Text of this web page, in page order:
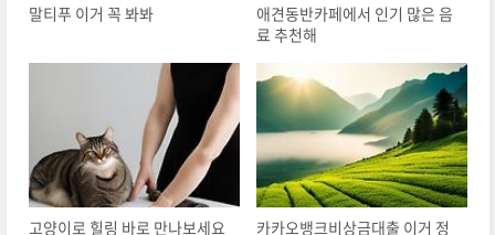
말티푸 이거 꼭 봐봐
애견동반카페에서 인기 많은 음
료 추천해
고양이로 힐링 바로 만나보세요
카카오뱅크비상금대출 이거 정